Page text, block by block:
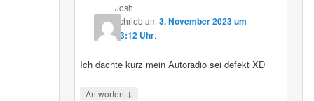
Josh
schriebam 3. November 2023 um
13:12 Uhr:
Ich dachte kurz mein Autoradio sei defekt XD
Antworten ↓